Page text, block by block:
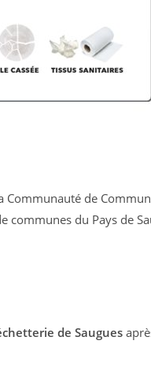
Communauté de
communes du Pays de
de Saugues